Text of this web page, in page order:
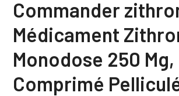
Commander
Médicament
Monodose 250 Mg,
Comprimé